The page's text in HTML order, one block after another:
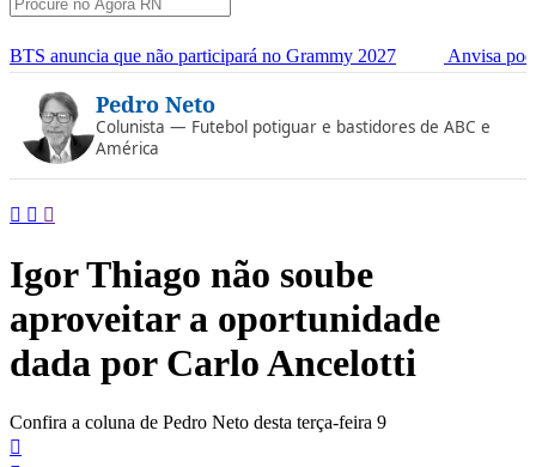
no Grammy 2027
Anvisa pode aprovar mais oito
para
conteúdo
Pedro Neto
Colunista — Futebol potiguar e bastidores de ABC e
América
Igor Thiago não soube
aproveitar a oportunidade
dada por Carlo Ancelotti
Confira a coluna de Pedro Neto desta terça-feira 9